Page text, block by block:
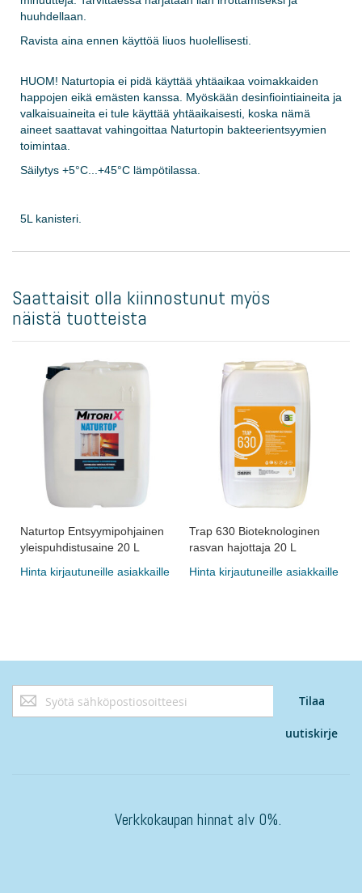
huuhdellaan.
Ravista aina ennen käyttöä liuos huolellisesti.
HUOM! Naturtopia ei pidä käyttää yhtäaikaa voimakkaiden
happojen eikä emästen kanssa. Myöskään desinfiointiaineita ja
valkaisuaineita ei tule käyttää yhtäaikaisesti, koska nämä
aineet saattavat vahingoittaa Naturtopin bakteerientsyymien
toimintaa.
Säilytys +5°C...+45°C lämpötilassa.
5L kanisteri.
Saattaisit olla kiinnostunut myös
näistä tuotteista
Naturtop Entsyymipohjainen
yleispuhdistusaine 20 L
Hinta kirjautuneille asiakkaille
Trap 630 Bioteknologinen
rasvan hajottaja 20 L
Hinta kirjautuneille asiakkaille
Tilaa
uutiskirjeemme:
Tilaa
uutiskirje
Verkkokaupan hinnat alv 0%.